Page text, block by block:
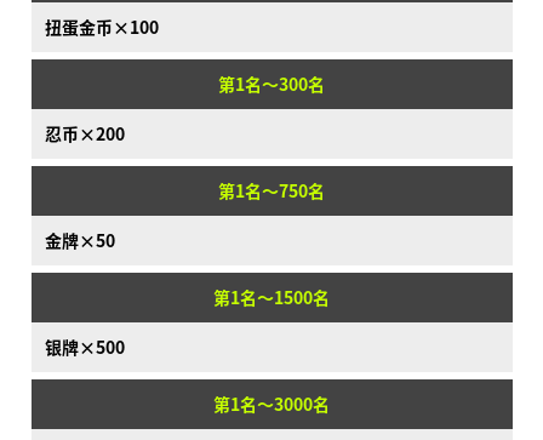
扭蛋金币×100
第1名～300名
忍币×200
第1名～750名
金牌×50
第1名～1500名
银牌×500
第1名～3000名